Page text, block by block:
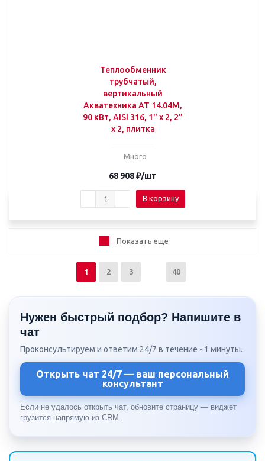
Теплообменник
трубчатый,
вертикальный
Акватехника АТ 14.04М,
90 кВт, AISI 316, 1" х 2, 2"
х 2, плитка
Много
68 908₽/шт
В корзину
Показать еще
1 2 3 40
Нужен быстрый подбор? Напишите в
чат
Проконсультируем и ответим 24/7 в течение ~1 минуты.
Открыть чат 24/7 — ваш персональный
консультант
Если не удалось открыть чат, обновите страницу — виджет
грузится напрямую из CRM.